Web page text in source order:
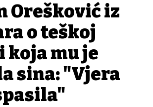
Orešković iz
o teškoj
koja mu je
sina: "Vjera